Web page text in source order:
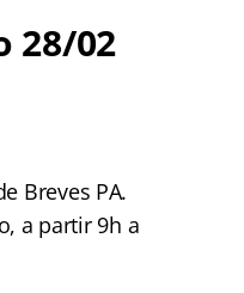
28/02
Breves PA.
a partir 9h a